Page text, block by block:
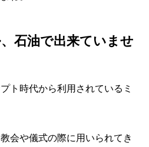
石油で出来ていませ
ト時代から利用されているミ
会や儀式の際に用いられてき